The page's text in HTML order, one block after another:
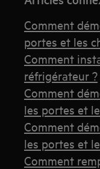
Comment
portes et les
Comment
réfrigérateur ?
Comment
les portes et
Comment
les portes et
Comment